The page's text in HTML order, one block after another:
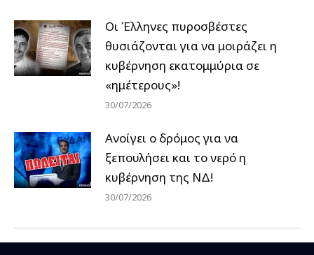
Οι Έλληνες πυροσβέστες
θυσιάζονται για να μοιράζει η
κυβέρνηση εκατομμύρια σε
«ημέτερους»!
30/07/2026
Ανοίγει ο δρόμος για να
ξεπουλήσει και το νερό η
κυβέρνηση της ΝΔ!
30/07/2026